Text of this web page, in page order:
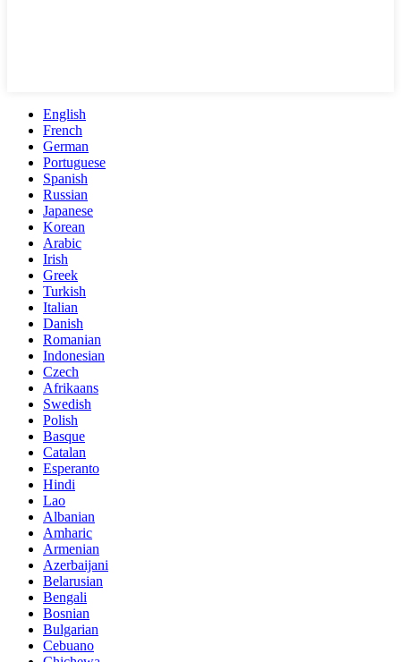
English
French
German
Portuguese
Spanish
Russian
Japanese
Korean
Arabic
Irish
Greek
Turkish
Italian
Danish
Romanian
Indonesian
Czech
Afrikaans
Swedish
Polish
Basque
Catalan
Esperanto
Hindi
Lao
Albanian
Amharic
Armenian
Azerbaijani
Belarusian
Bengali
Bosnian
Bulgarian
Cebuano